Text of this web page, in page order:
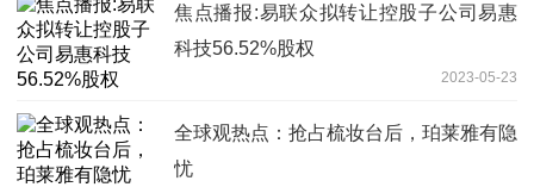
焦点播报:易联众拟转让控股子公司易惠
科技56.52%股权
2023-05-23
全球观热点：抢占梳妆台后，珀莱雅有隐
忧